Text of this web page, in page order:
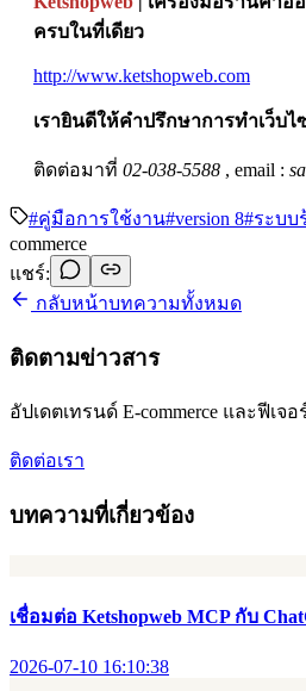
ครบในที่เดียว
http://www.ketshopweb.com
เรายินดีให้คำปรึกษาการทำเว็บ
ติดต่อมาที่ 02-038-5588 , email :
#คู่มือการใช้งาน#version 8#ระบบ
commerce
แชร์:
กลับหน้าบทความทั้งหมด
ติดตามข่าวสาร
อัปเดตเทรนด์ E-commerce และฟีเจ
ติดต่อเรา
บทความที่เกี่ยวข้อง